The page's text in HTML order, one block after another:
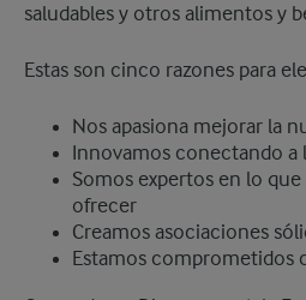
saludables y otros alimentos y
Estas son cinco razones para
Nos apasiona mejorar la
Innovamos conectando a
Somos expertos en lo
ofrecer
Creamos asociaciones
Estamos comprometidos